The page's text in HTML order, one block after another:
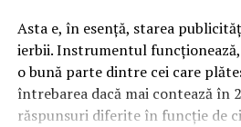
Asta e, în esență, starea
ierbii. Instrumentul
o bună parte dintre cei care
întrebarea dacă mai contează în
răspunsuri diferite în funcție de